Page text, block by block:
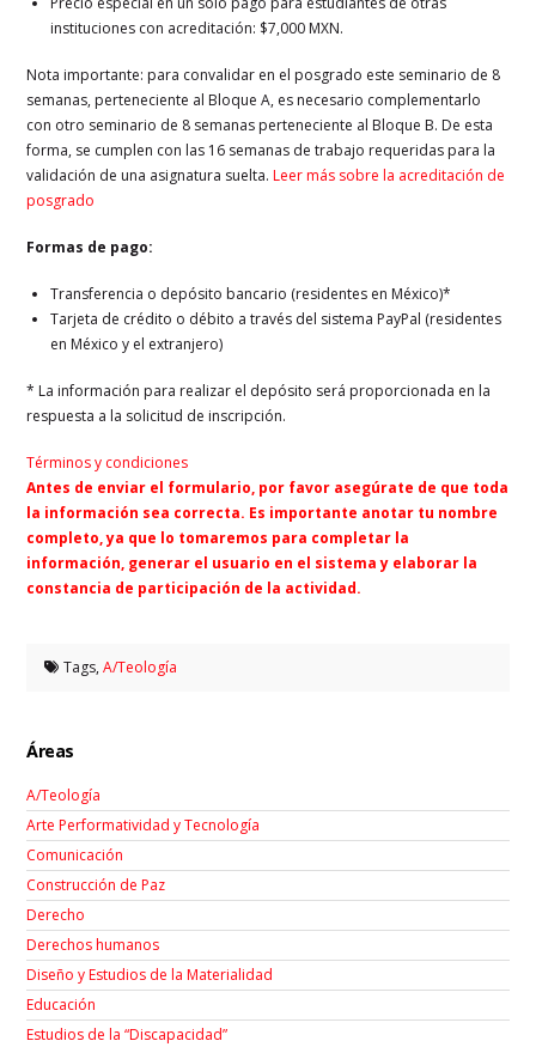
instituciones con acreditación: $7,000 MXN.
Nota importante: para convalidar en el posgrado este seminario de 8
semanas, perteneciente al Bloque A, es necesario complementarlo
con otro seminario de 8 semanas perteneciente al Bloque B. De esta
forma, se cumplen con las 16 semanas de trabajo requeridas para la
validación de una asignatura suelta.Leer más sobre la acreditación de
posgrado
Formas de pago:
Transferencia o depósito bancario (residentes en México)*
Tarjeta de crédito o débito a través del sistema PayPal (residentes
en México y el extranjero)
* La información para realizar el depósito será proporcionada en la
respuesta a la solicitud de inscripción.
Términos y condiciones
Antes de enviar el formulario, por favor asegúrate de que toda
la información sea correcta. Es importante anotar tu nombre
completo, ya que lo tomaremos para completar la
información, generar el usuario en el sistema y elaborar la
constancia de participación de la actividad.
Tags,A/Teología
Áreas
A/Teología
Arte Performatividad y Tecnología
Comunicación
Construcción de Paz
Derecho
Derechos humanos
Diseño y Estudios de la Materialidad
Educación
Estudios de la “Discapacidad”